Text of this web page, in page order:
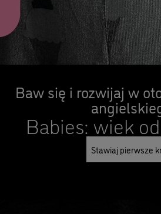
Baw się i rozwijaj w
Babies: wiek
Stawiaj pierwsze